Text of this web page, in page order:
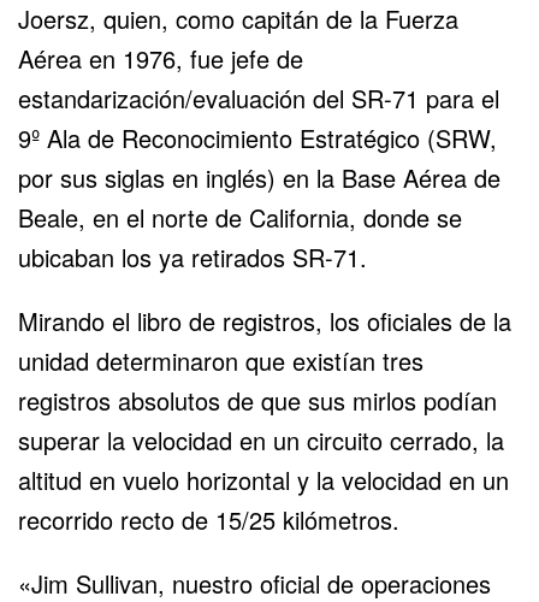
Joersz, quien, como capitán de la Fuerza
Aérea en 1976, fue jefe de
estandarización/evaluación del SR-71 para el
9º Ala de Reconocimiento Estratégico (SRW,
por sus siglas en inglés) en la Base Aérea de
Beale, en el norte de California, donde se
ubicaban los ya retirados SR-71.
Mirando el libro de registros, los oficiales de la
unidad determinaron que existían tres
registros absolutos de que sus mirlos podían
superar la velocidad en un circuito cerrado, la
altitud en vuelo horizontal y la velocidad en un
recorrido recto de 15/25 kilómetros.
«Jim Sullivan, nuestro oficial de operaciones